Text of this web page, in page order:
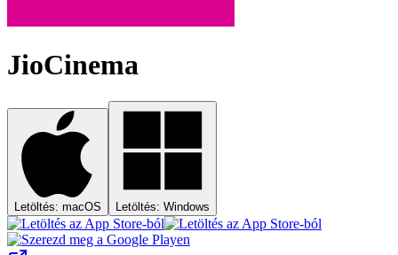
JioCinema
Letöltés: macOS Letöltés: Windows